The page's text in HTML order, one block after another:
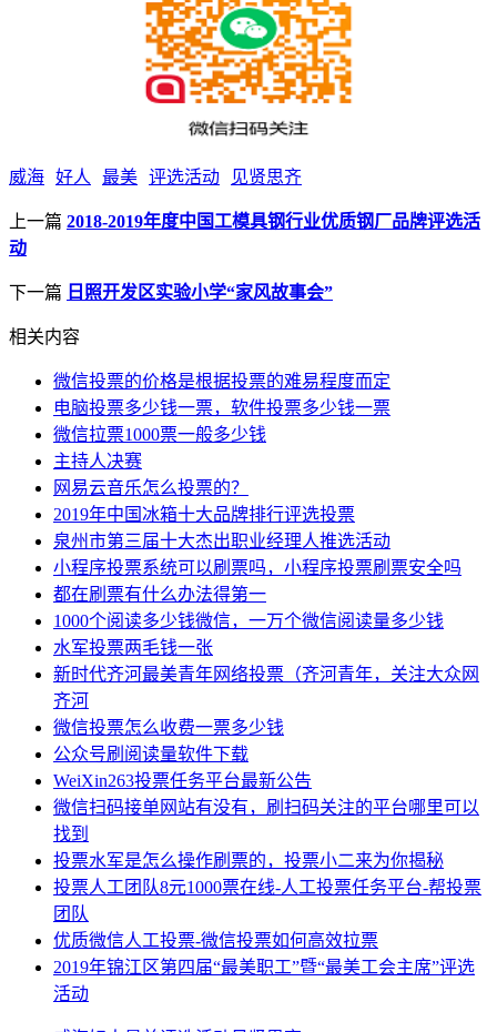
威海 好人 最美 评选活动 见贤思齐
上一篇 2018-2019年度中国工模具钢行业优质钢厂品牌评选活
动
下一篇 日照开发区实验小学“家风故事会”
相关内容
微信投票的价格是根据投票的难易程度而定
电脑投票多少钱一票，软件投票多少钱一票
微信拉票1000票一般多少钱
主持人决赛
网易云音乐怎么投票的？
2019年中国冰箱十大品牌排行评选投票
泉州市第三届十大杰出职业经理人推选活动
小程序投票系统可以刷票吗，小程序投票刷票安全吗
都在刷票有什么办法得第一
1000个阅读多少钱微信，一万个微信阅读量多少钱
水军投票两毛钱一张
新时代齐河最美青年网络投票（齐河青年，关注大众网
齐河
微信投票怎么收费一票多少钱
公众号刷阅读量软件下载
WeiXin263投票任务平台最新公告
微信扫码接单网站有没有，刷扫码关注的平台哪里可以
找到
投票水军是怎么操作刷票的，投票小二来为你揭秘
投票人工团队8元1000票在线-人工投票任务平台-帮投票
团队
优质微信人工投票-微信投票如何高效拉票
2019年锦江区第四届“最美职工”暨“最美工会主席”评选
活动